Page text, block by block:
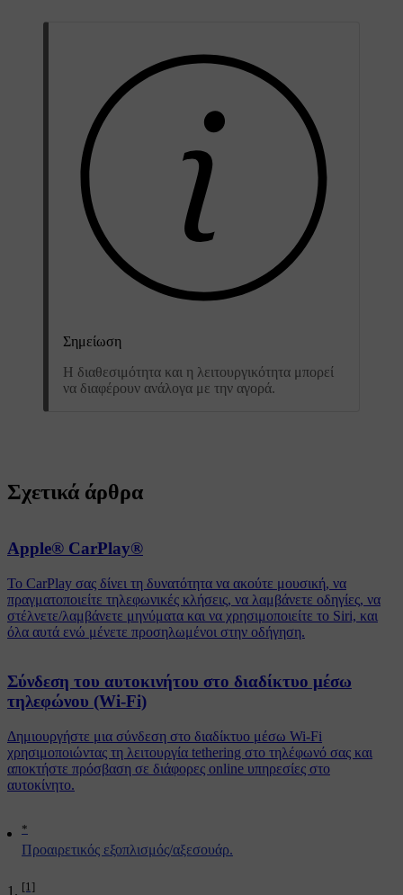
Σημείωση
Η διαθεσιμότητα και η λειτουργικότητα μπορεί
να διαφέρουν ανάλογα με την αγορά.
*
Προαιρετικός εξοπλισμός/αξεσουάρ.
[1]
Σχετικά άρθρα
Apple® CarPlay®
Το CarPlay σας δίνει τη δυνατότητα να ακούτε μουσική, να
πραγματοποιείτε τηλεφωνικές κλήσεις, να λαμβάνετε οδηγίες, να
στέλνετε/λαμβάνετε μηνύματα και να χρησιμοποιείτε το Siri, και
όλα αυτά ενώ μένετε προσηλωμένοι στην οδήγηση.
Σύνδεση του αυτοκινήτου στο διαδίκτυο μέσω
τηλεφώνου (Wi-Fi)
Δημιουργήστε μια σύνδεση στο διαδίκτυο μέσω Wi-Fi
χρησιμοποιώντας τη λειτουργία tethering στο τηλέφωνό σας και
αποκτήστε πρόσβαση σε διάφορες online υπηρεσίες στο
αυτοκίνητο.